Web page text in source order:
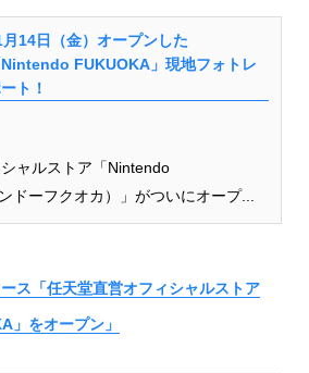
月14日（金）オープンした
Nintendo FUKUOKA」現地フォトレ
ト！
ャルストア「Nintendo
ドーフクオカ）」がついにオープ...
ス「任天堂直営オフィシャルストア
」をオープン」